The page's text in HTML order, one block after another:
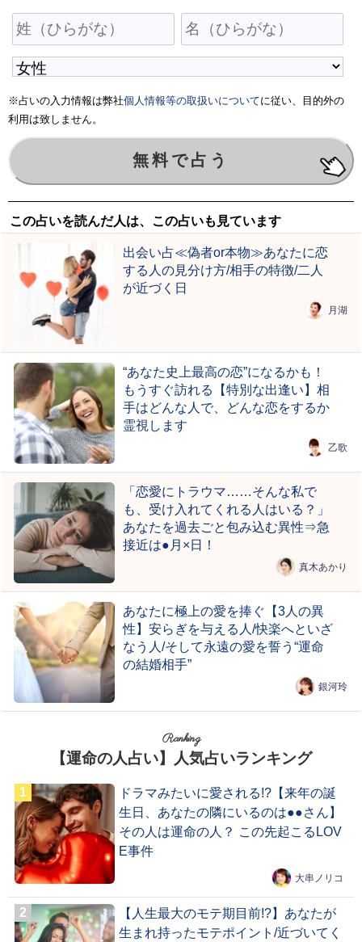
※占いの入力情報は弊社個人情報等の取扱いについてに従い、目的外の
利用は致しません。
この占いを読んだ人は、この占いも見ています
出会い占≪偽者or本物≫あなたに恋
する人の見分け方/相手の特徴/二人
が近づく日
月湖
“あなた史上最高の恋”になるかも！
もうすぐ訪れる【特別な出逢い】相
手はどんな人で、どんな恋をするか
霊視します
乙歌
「恋愛にトラウマ……そんな私で
も、受け入れてくれる人はいる？」
あなたを過去ごと包み込む異性⇒急
接近は●月×日！
真木あかり
あなたに極上の愛を捧ぐ【3人の異
性】安らぎを与える人/快楽へといざ
なう人/そして永遠の愛を誓う“運命
の結婚相手”
銀河玲
Ranking
【運命の人占い】人気占いランキング
ドラマみたいに愛される!?【来年の誕
生日、あなたの隣にいるのは●●さん】
その人は運命の人？ この先起こるLOV
E事件
大串ノリコ
【人生最大のモテ期目前!?】あなたが
生まれ持ったモテポイント/近づいてく